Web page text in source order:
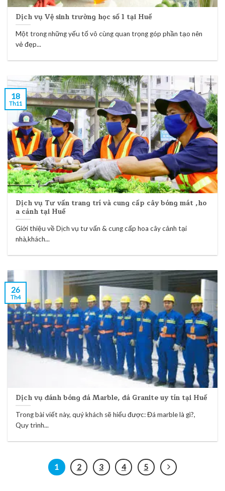
Dịch vụ Vệ sinh trường học số 1 tại Huế
Một trong những yếu tố vô cùng quan trọng góp phần tạo nên
vẻ đẹp...
Dịch vụ Tư vấn trang trí và cung cấp cây bóng mát ,ho
a cảnh tại Huế
Giới thiệu về Dịch vụ tư vấn & cung cấp hoa cây cảnh tại
nhà,khách...
18
Th11
Dịch vụ đánh bóng đá Marble, đá Granite uy tín tại Huế
Trong bài viết này, quý khách sẽ hiểu được: Đá marble là gì?,
Quy trình...
26
Th4
1 2 3 4 5